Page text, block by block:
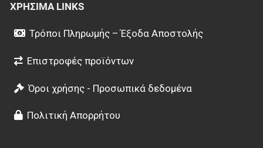
ΧΡΉΣΙΜΑ LINKS
Τρόποι Πληρωμής – Έξοδα Αποστολής
Επιστροφές προϊόντων
Όροι χρήσης - Προσωπικά δεδομένα
Πολιτική Απορρήτου